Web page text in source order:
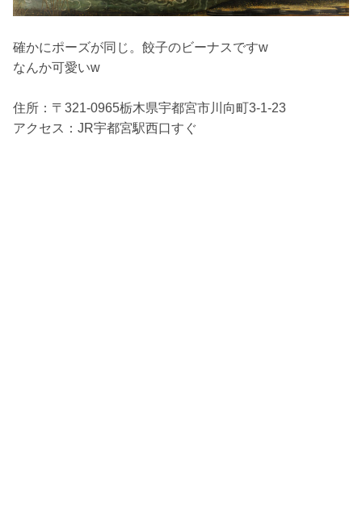
確かにポーズが同じ。餃子のビーナスですw
なんか可愛いw
住所：〒321-0965栃木県宇都宮市川向町3-1-23
アクセス：JR宇都宮駅西口すぐ